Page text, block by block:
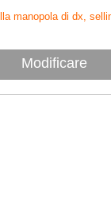
manopola di dx,
Modificare